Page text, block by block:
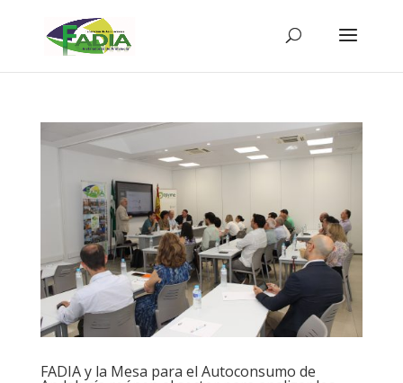
FADIA y la Mesa para el Autoconsumo de